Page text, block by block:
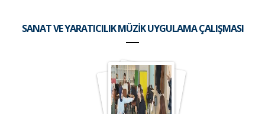
SANAT VE YARATICILIK MÜZİK UYGULAMA ÇALIŞMASI